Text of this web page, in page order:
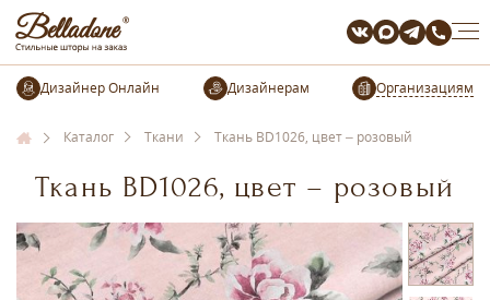
Организациям
Каталог Ткани Ткань BD1026, цвет – розовый
Ткань BD1026, цвет – розовый